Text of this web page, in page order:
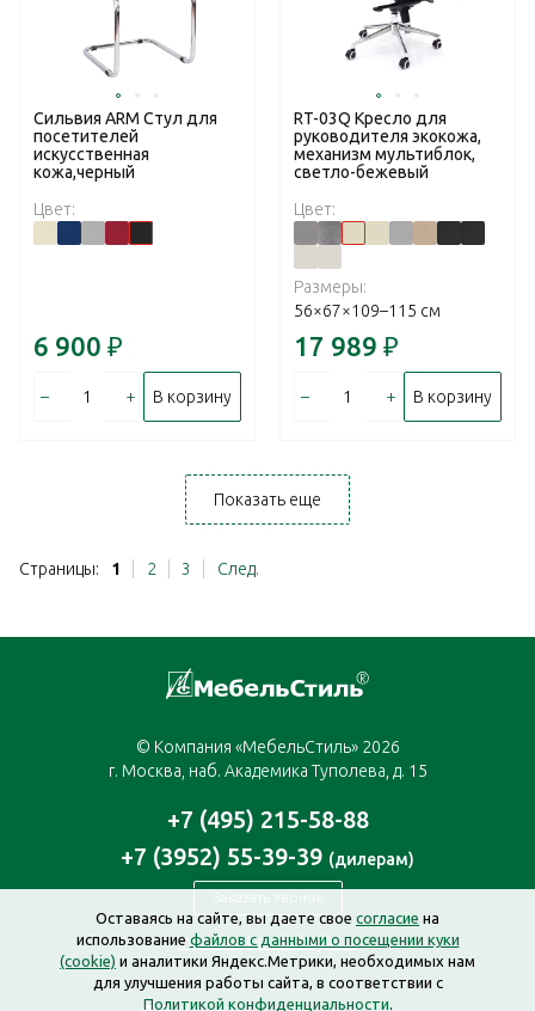
Сильвия ARM Стул для
посетителей
искусственная
кожа,черный
Цвет:
6 900 ₽
– + В корзину
RT-03Q Кресло для
руководителя экокожа,
механизм мультиблок,
светло-бежевый
Цвет:
Размеры:
56×67×109–115 см
17 989 ₽
– + В корзину
Показать еще
Страницы: 1 2 3 След.
© Компания «МебельСтиль» 2026
г. Москва, наб. Академика Туполева, д. 15
+7 (495) 215-58-88
+7 (3952) 55-39-39 (дилерам)
Заказать звонок
moscow@mebelstyle.ru
Оставаясь на сайте, вы даете свое согласие на
использованиефайлов с данными о посещении куки
(cookie) и аналитики Яндекс.Метрики, необходимых нам
для улучшения работы сайта, в соответствии с
Политикой конфиденциальности.